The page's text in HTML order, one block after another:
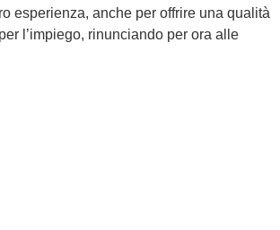
esperienza, anche per offrire una qualità
l’impiego, rinunciando per ora alle